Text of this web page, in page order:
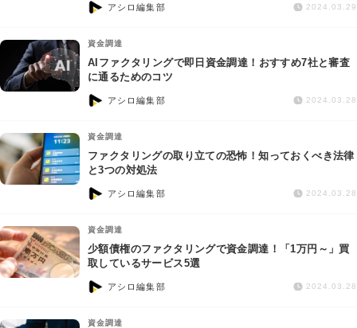
債権回収
IT・ネット
資金調達
企業法務
アシロ編集部 2024.03.29
資金調達
AIファクタリングで即日資金調達！おすすめ7社と審査
に通るためのコツ
アシロ編集部 2024.03.28
資金調達
ファクタリングの取り立ての恐怖！知っておくべき法律
と3つの対処法
アシロ編集部 2024.03.28
資金調達
少額債権のファクタリングで資金調達！「1万円～」買
取しているサービス5選
アシロ編集部 2024.03.28
資金調達